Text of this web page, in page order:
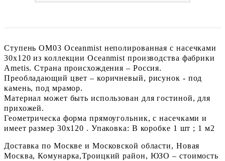
Ступень OM03 Oceanmist неполированная с насечками
30x120 из коллекции Oceanmist производства фабрики
Ametis. Страна происхождения – Россия.
Преобладающий цвет – коричневый, рисунок - под
камень, под мрамор.
Материал может быть использован для гостиной, для
прихожей.
Геометрическа форма прямоугольник, с насечками и
имеет размер 30x120 . Упаковка: В коробке 1 шт ; 1 м2
Доставка по Москве и Московской области, Новая
Москва, Комунарка,Троицкий район, ЮЗО – стоимость